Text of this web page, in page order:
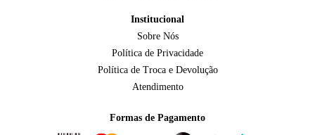
Institucional
Sobre Nós
Política de Privacidade
Política de Troca e Devolução
Atendimento
Formas de Pagamento